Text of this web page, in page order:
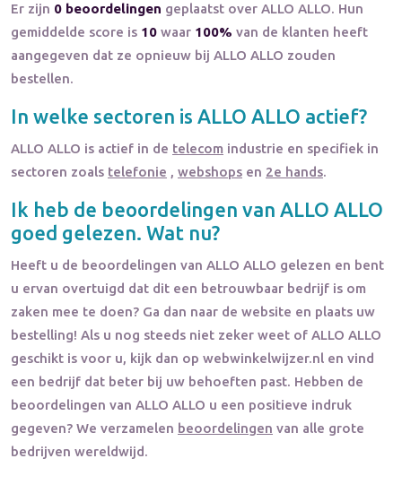
Er zijn 0 beoordelingen geplaatst over ALLO ALLO. Hun
gemiddelde score is 10 waar 100% van de klanten heeft
aangegeven dat ze opnieuw bij ALLO ALLO zouden
bestellen.
In welke sectoren is ALLO ALLO actief?
ALLO ALLO is actief in de telecom industrie en specifiek in
sectoren zoals telefonie , webshops en 2e hands.
Ik heb de beoordelingen van ALLO ALLO
goed gelezen. Wat nu?
Heeft u de beoordelingen van ALLO ALLO gelezen en bent
u ervan overtuigd dat dit een betrouwbaar bedrijf is om
zaken mee te doen? Ga dan naar de website en plaats uw
bestelling! Als u nog steeds niet zeker weet of ALLO ALLO
geschikt is voor u, kijk dan op webwinkelwijzer.nl en vind
een bedrijf dat beter bij uw behoeften past. Hebben de
beoordelingen van ALLO ALLO u een positieve indruk
gegeven? We verzamelen beoordelingen van alle grote
bedrijven wereldwijd.